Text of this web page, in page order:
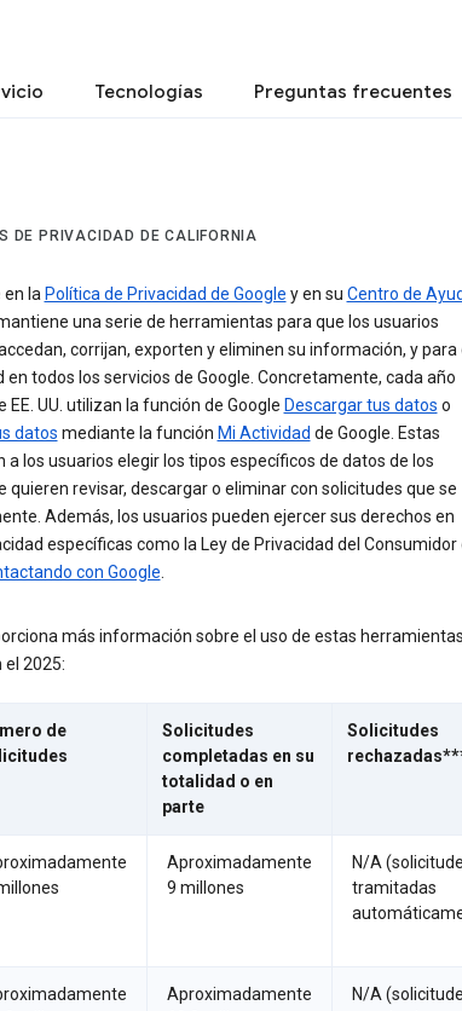
Tecnologías Preguntas frecuentes
DE PRIVACIDAD DE CALIFORNIA
en la Política de Privacidad de Google y en su Centro de
una serie de herramientas para que los usuarios
corrijan, exporten y eliminen su información, y para
todos los servicios de Google. Concretamente, cada año
UU. utilizan la función de Google Descargar tus datos o
datos mediante la función Mi Actividad de Google. Estas
los usuarios elegir los tipos específicos de datos de los
quieren revisar, descargar o eliminar con solicitudes que se
Además, los usuarios pueden ejercer sus derechos en
específicas como la Ley de Privacidad del Consumidor
con Google.
más información sobre el uso de estas
2025:
de
Solicitudes
completadas en su
totalidad o en
parte
Solicitudes
Aproximadamente
9 millones
N/A
tramitadas
Aproximadamente
N/A